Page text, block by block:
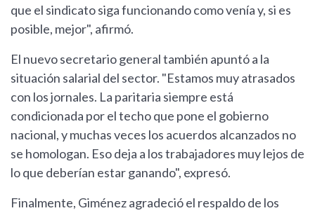
que el sindicato siga funcionando como venía y, si es
posible, mejor", afirmó.
El nuevo secretario general también apuntó a la
situación salarial del sector. "Estamos muy atrasados
con los jornales. La paritaria siempre está
condicionada por el techo que pone el gobierno
nacional, y muchas veces los acuerdos alcanzados no
se homologan. Eso deja a los trabajadores muy lejos de
lo que deberían estar ganando", expresó.
Finalmente, Giménez agradeció el respaldo de los